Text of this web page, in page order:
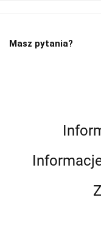
Masz pytania?